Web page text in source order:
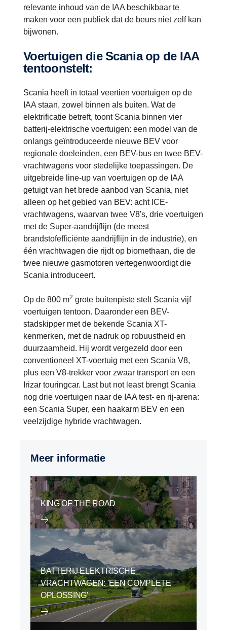
relevante inhoud van de IAA beschikbaar te
maken voor een publiek dat de beurs niet zelf kan
bijwonen.
Voertuigen die Scania op de IAA
tentoonstelt:
Scania heeft in totaal veertien voertuigen op de
IAA staan, zowel binnen als buiten. Wat de
elektrificatie betreft, toont Scania binnen vier
batterij-elektrische voertuigen: een model van de
onlangs geïntroduceerde nieuwe BEV voor
regionale doeleinden, een BEV-bus en twee BEV-
vrachtwagens voor stedelijke toepassingen. De
uitgebreide line-up van voertuigen op de IAA
getuigt van het brede aanbod van Scania, niet
alleen op het gebied van BEV: acht ICE-
vrachtwagens, waarvan twee V8's, drie voertuigen
met de Super-aandrijflijn (de meest
brandstofefficiënte aandrijflijn in de industrie), en
één vrachtwagen die rijdt op biomethaan, die de
twee nieuwe gasmotoren vertegenwoordigt die
Scania introduceert.
Op de 800 m2 grote buitenpiste stelt Scania vijf
voertuigen tentoon. Daaronder een BEV-
stadskipper met de bekende Scania XT-
kenmerken, met de nadruk op robuustheid en
duurzaamheid. Hij wordt vergezeld door een
conventioneel XT-voertuig met een Scania V8,
plus een V8-trekker voor zwaar transport en een
Irizar touringcar. Last but not least brengt Scania
nog drie voertuigen naar de IAA test- en rij-arena:
een Scania Super, een haakarm BEV en een
veelzijdige hybride vrachtwagen.
Meer informatie
KING OF THE ROAD
BATTERIJ ELEKTRISCHE
VRACHTWAGEN: 'EEN COMPLETE
OPLOSSING'